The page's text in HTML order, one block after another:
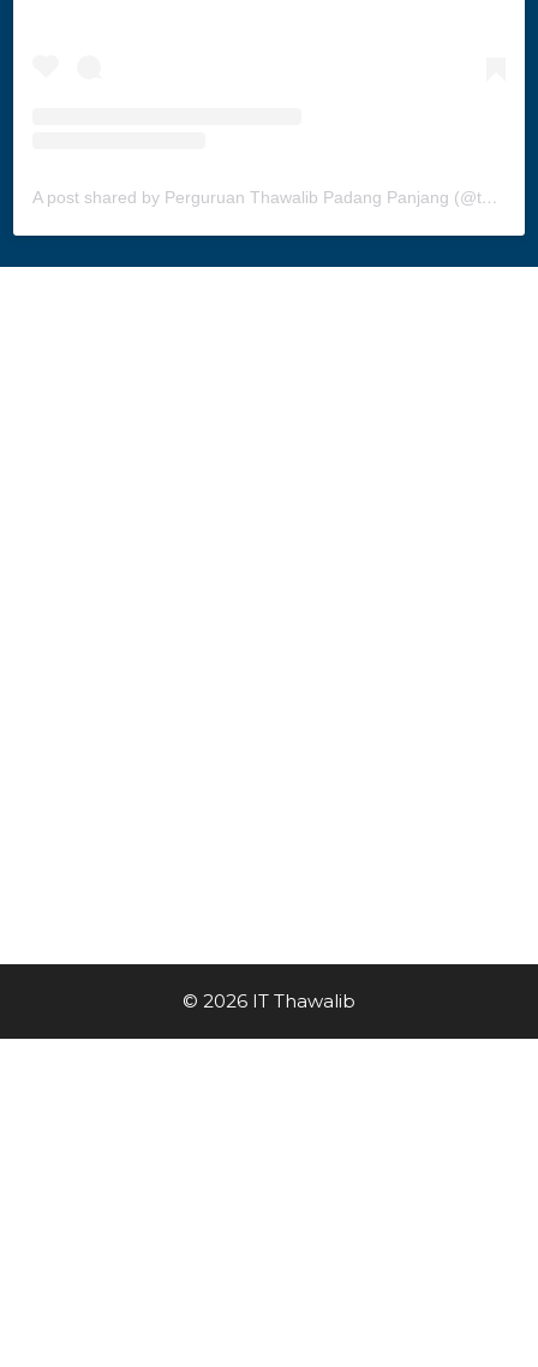
A post shared by Perguruan Thawalib Padang Panjang (@thawalibppofc)
© 2026 IT Thawalib